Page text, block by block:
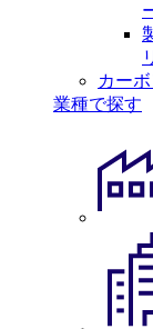
カー
業種で探す